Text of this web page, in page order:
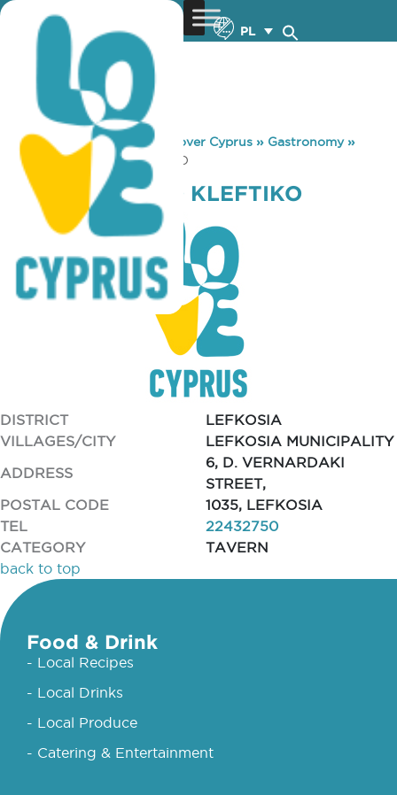
PL
You are here: Home »Discover Cyprus » Gastronomy»
KYRIAKOS OFTO KLEFTIKO
KYRIAKOS OFTO KLEFTIKO
DISTRICT
LEFKOSIA
VILLAGES/CITY
LEFKOSIA MUNICIPALITY
ADDRESS
6, D. VERNARDAKI
STREET,
POSTAL CODE
1035, LEFKOSIA
TEL
22432750
CATEGORY
TAVERN
back to top
Food & Drink
- Local Recipes
- Local Drinks
- Local Produce
- Catering & Entertainment